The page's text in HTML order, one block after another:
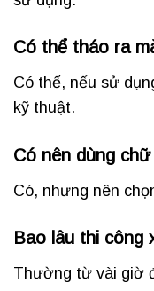
Có thể tháo ra
Có thể, nếu sử
kỹ thuật.
Có nên dùng
Có, nhưng nên
Bao lâu thi công
Thường từ vài giờ